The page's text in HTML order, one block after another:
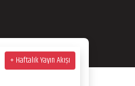
+ Haftalık Yayın Akışı